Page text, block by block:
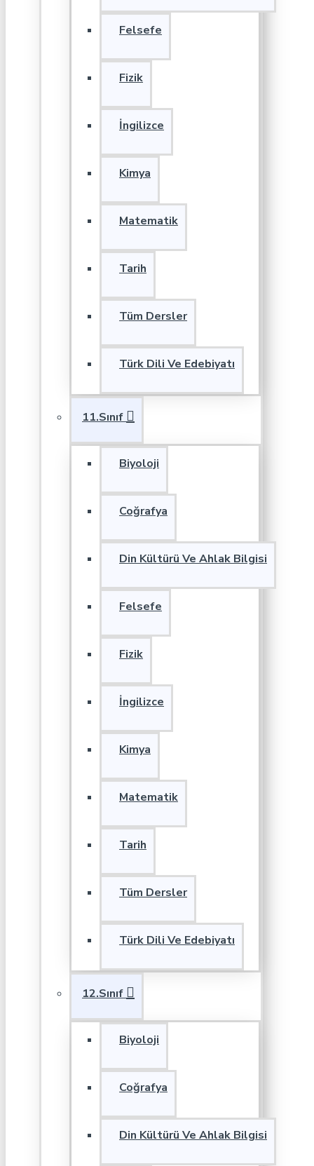
Felsefe
Fizik
İngilizce
Kimya
Matematik
Tarih
Tüm Dersler
Türk Dili Ve Edebiyatı
11.Sınıf
Biyoloji
Coğrafya
Din Kültürü Ve Ahlak Bilgisi
Felsefe
Fizik
İngilizce
Kimya
Matematik
Tarih
Tüm Dersler
Türk Dili Ve Edebiyatı
12.Sınıf
Biyoloji
Coğrafya
Din Kültürü Ve Ahlak Bilgisi